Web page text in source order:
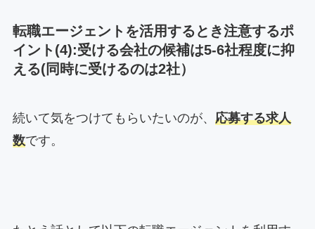
転職エージェントを活用するとき注意するポ
イント(4):受ける会社の候補は5-6社程度に抑
える(同時に受けるのは2社）
続いて気をつけてもらいたいのが、 応募する求人
数です。